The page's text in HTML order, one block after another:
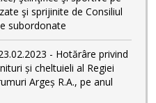
şi sprijinite de Consiliul
subordonate
- Hotărâre privind
și cheltuieli al Regiei
Argeș R.A., pe anul